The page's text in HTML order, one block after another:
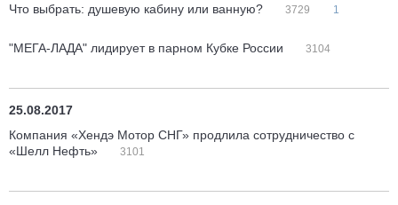
Что выбрать: душевую кабину или ванную?
3729 1
"МЕГА-ЛАДА" лидирует в парном Кубке России 3104
25.08.2017
Компания «Хендэ Мотор СНГ» продлила сотрудничество с
«Шелл Нефть»
3101